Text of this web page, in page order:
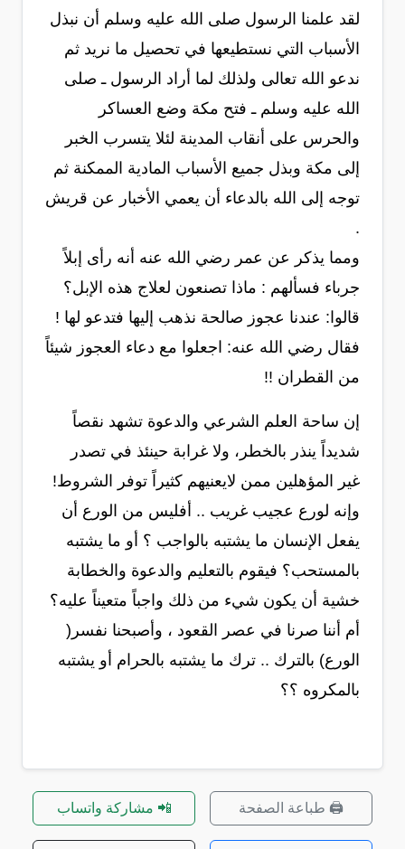
لقد علمنا الرسول صلى الله عليه وسلم أن نبذل
الأسباب التي نستطيعها في تحصيل ما نريد ثم
ندعو الله تعالى ولذلك لما أراد الرسول ـ صلى
الله عليه وسلم ـ فتح مكة وضع العساكر
والحرس على أنقاب المدينة لئلا يتسرب الخبر
إلى مكة وبذل جميع الأسباب المادية الممكنة ثم
توجه إلى الله بالدعاء أن يعمي الأخبار عن قريش
.
ومما يذكر عن عمر رضي الله عنه أنه رأى إبلاً
جرباء فسألهم : ماذا تصنعون لعلاج هذه الإبل؟
قالوا: عندنا عجوز صالحة نذهب إليها فتدعو لها !
فقال رضي الله عنه: اجعلوا مع دعاء العجوز شيئاً
من القطران !!
إن ساحة العلم الشرعي والدعوة تشهد نقصاً
شديداً ينذر بالخطر، ولا غرابة حينئذ في تصدر
غير المؤهلين ممن لايعنيهم كثيراً توفر الشروط!
وإنه لورع عجيب غريب .. أفليس من الورع أن
يفعل الإنسان ما يشتبه بالواجب ؟ أو ما يشتبه
بالمستحب؟ فيقوم بالتعليم والدعوة والخطابة
خشية أن يكون شيء من ذلك واجباً متعيناً عليه؟
أم أننا صرنا في عصر القعود ، وأصبحنا نفسر(
الورع) بالترك .. ترك ما يشتبه بالحرام أو يشتبه
بالمكروه ؟؟
🖨️ طباعة الصفحة 📲 مشاركة واتساب